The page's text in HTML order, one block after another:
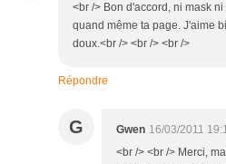
<br /> Bon d'accord, ni mask
quand même ta page. J'aime
doux.<br /> <br /> <br />
Répondre
G Gwen 16/03/2011
<br /> <br /> Merci,